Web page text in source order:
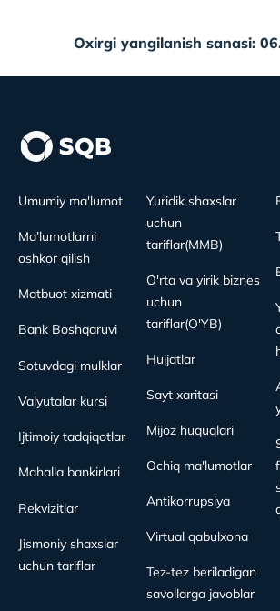
Oxirgi yangilanish sanasi:
Umumiy ma'lumot
Ma’lumotlarni
oshkor qilish
Matbuot xizmati
Bank Boshqaruvi
Sotuvdagi mulklar
Valyutalar kursi
Ijtimoiy tadqiqotlar
Mahalla bankirlari
Rekvizitlar
Jismoniy shaxslar
uchun tariflar
Yuridik shaxslar
uchun
tariflar(MMB)
O'rta va yirik biznes
uchun
tariflar(O'YB)
Hujjatlar
Sayt xaritasi
Mijoz huquqlari
Ochiq ma'lumotlar
Antikorrupsiya
Virtual qabulxona
Tez-tez beriladigan
savollarga javoblar